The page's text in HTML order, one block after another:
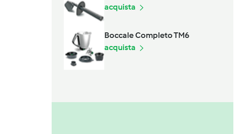
acquista
Boccale Completo TM6
acquista